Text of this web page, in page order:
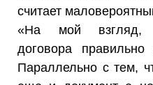
считает
«На мой взгляд,
договора
Параллельно с тем,